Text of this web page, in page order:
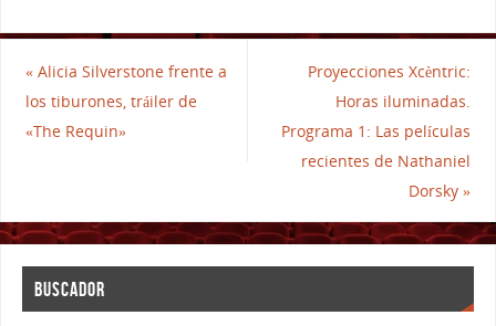
«Alicia Silverstone frente a
los tiburones, tráiler de
«The Requin»
Proyecciones Xcèntric:
Horas iluminadas.
Programa 1: Las películas
recientes de Nathaniel
Dorsky»
BUSCADOR